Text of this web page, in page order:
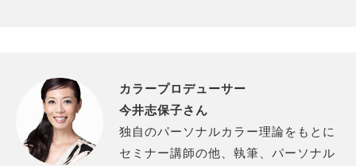
カラープロデューサー
今井志保子さん
独自のパーソナルカラー理論をもとに
セミナー講師の他、執筆、パーソナル